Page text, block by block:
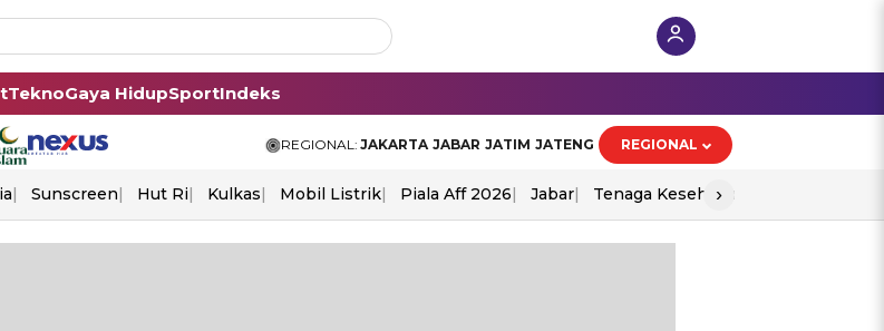
TeknoGaya HidupSportIndeks
REGIONAL: JAKARTA JABAR JATIM JATENG REGIONAL
Sunscreen Hut Ri Kulkas Mobil Listrik Piala Aff 2026 Jabar Tenaga Kesehatan
›